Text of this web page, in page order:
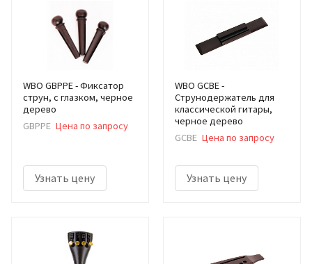
WBO GBPPE - Фиксатор
струн, с глазком, черное
дерево
GBPPE Цена по запросу
Узнать цену
WBO GCBE -
Струнодержатель для
классической гитары,
черное дерево
GCBE Цена по запросу
Узнать цену